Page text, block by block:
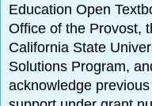
Education Open
Office of the Provost,
California State
Solutions Program,
acknowledge